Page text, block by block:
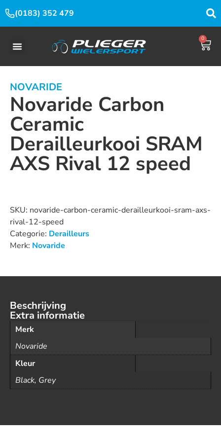
(0183) 352 479
0
NOVARIDE
Novaride Carbon
Ceramic
Derailleurkooi SRAM
AXS Rival 12 speed
SKU: novaride-carbon-ceramic-derailleurkooi-sram-axs-
rival-12-speed
Categorie: Derailleurs
Merk: Novaride
Beschrijving
Extra informatie
Merk
Novaride
Kleur
Black, Grey